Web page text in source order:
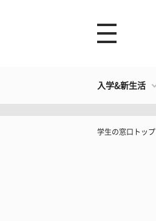
入学&新生活
学生の窓口トップ